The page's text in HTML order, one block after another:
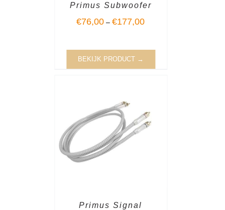
Primus Subwoofer
€76,00 –€177,00
BEKIJK PRODUCT →
Primus Signal